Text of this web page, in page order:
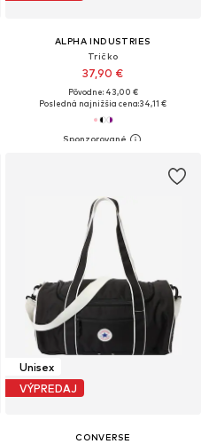
ALPHA INDUSTRIES
Tričko
37,90 €
Pôvodne: 43,00 €
Posledná najnižšia cena:34,11 €
Unisex
VÝPREDAJ
CONVERSE